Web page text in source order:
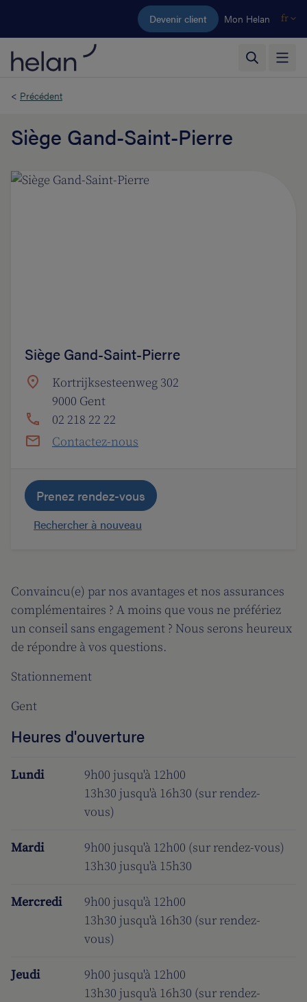
Aller au contenu principal
Devenir client Mon Helan fr
< Précédent
Siège Gand-Saint-Pierre
Convaincu(e) par nos avantages et nos assurances
complémentaires ? A moins que vous ne préfériez
un conseil sans engagement ? Nous serons heureux
de répondre à vos questions.
Stationnement
Gent
Heures d'ouverture
Lundi
9h00 jusqu'à 12h00
13h30 jusqu'à 16h30 (sur rendez-
vous)
Mardi
9h00 jusqu'à 12h00 (sur rendez-vous)
13h30 jusqu'à 15h30
Mercredi
9h00 jusqu'à 12h00
13h30 jusqu'à 16h30 (sur rendez-
vous)
Jeudi
9h00 jusqu'à 12h00
13h30 jusqu'à 16h30 (sur rendez-
Siège Gand-Saint-Pierre
Kortrijksesteenweg 302
9000 Gent
02 218 22 22
Contactez-nous
Prenez rendez-vous
Rechercher à nouveau